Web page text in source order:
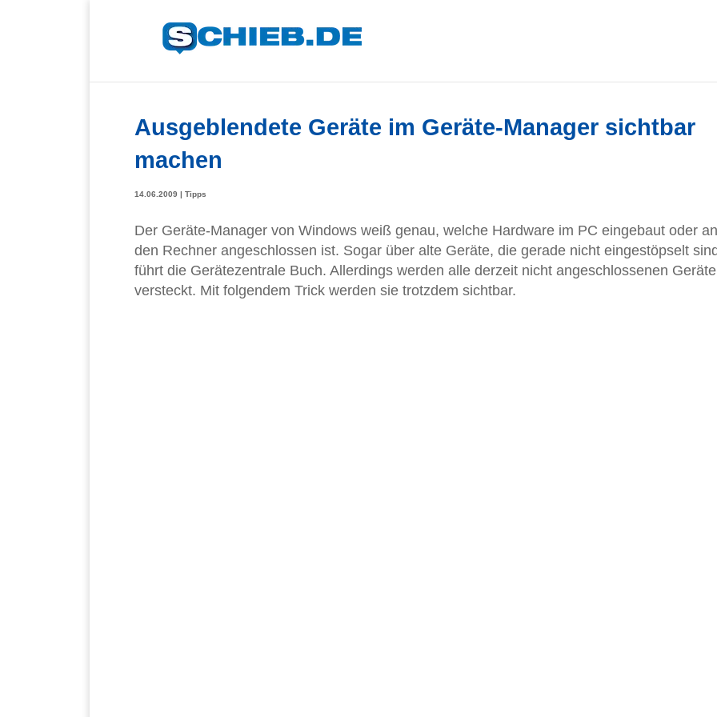
Ausgeblendete Geräte im Geräte-Manager sichtbar
machen
14.06.2009 | Tipps
Der Geräte-Manager von Windows weiß genau, welche Hardware im PC eingebaut oder an
den Rechner angeschlossen ist. Sogar über alte Geräte, die gerade nicht eingestöpselt
führt die Gerätezentrale Buch. Allerdings werden alle derzeit nicht angeschlossenen Geräte
versteckt. Mit folgendem Trick werden sie trotzdem sichtbar.